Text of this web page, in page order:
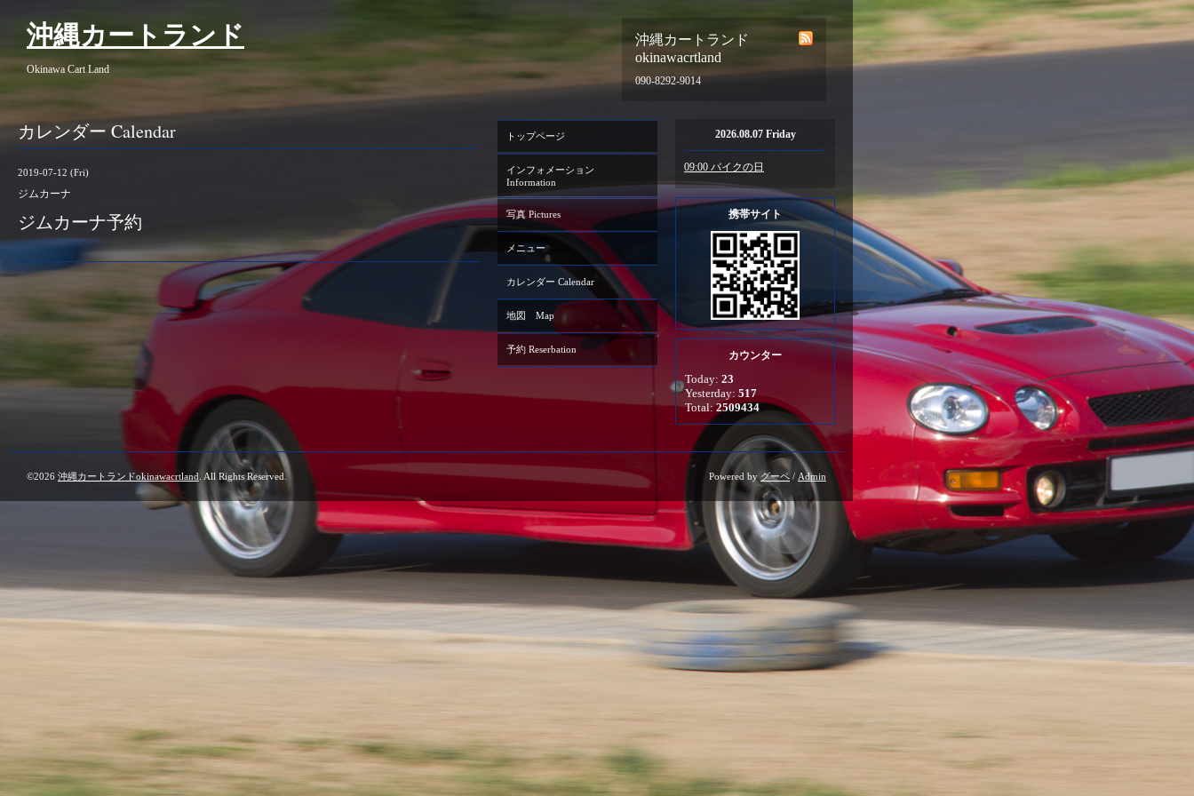
沖縄カートランド
okinawacrtland
090-8292-9014
沖縄カートランド
Okinawa Cart Land
カレンダー Calendar
2019-07-12 (Fri)
ジムカーナ
ジムカーナ予約
トップページ
インフォメーション
Information
写真 Pictures
メニュー
カレンダー Calendar
地図 Map
予約 Reserbation
2026.08.07 Friday
09:00 バイクの日
携帯サイト
カウンター
Today: 23
Yesterday: 517
Total:2509434
©2026 沖縄カートランドokinawacrtland . All Rights Reserved. Powered by グーペ / Admin